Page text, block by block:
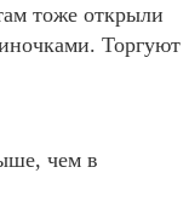
тоже открыли
Торгуют
чем в